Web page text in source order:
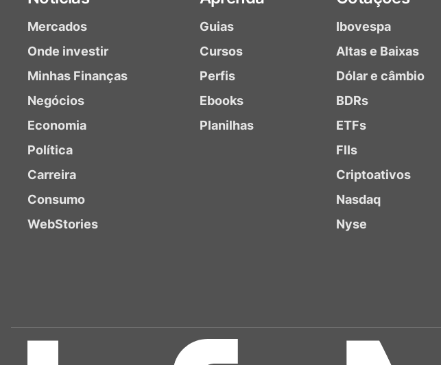
Mercados
Onde investir
Minhas Finanças
Negócios
Economia
Política
Carreira
Consumo
WebStories
Guias
Cursos
Perfis
Ebooks
Planilhas
Ibovespa
Altas e Baixas
Dólar e câmbio
BDRs
ETFs
FIIs
Criptoativos
Nasdaq
Nyse